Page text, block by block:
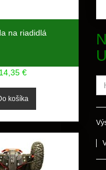
na riadidlá
14,35 €